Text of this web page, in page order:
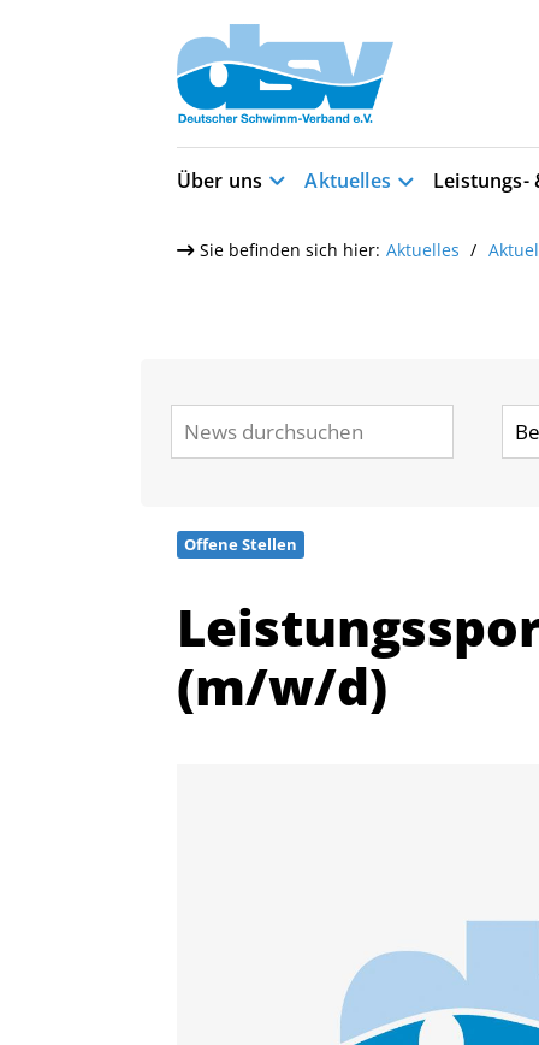
Über uns Aktuelles
Sie befinden sich hier: Aktuelles
Offene Stellen
(m/w/d)